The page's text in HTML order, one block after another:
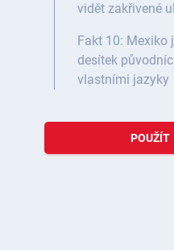
vidět zakřivené
Fakt 10: Mexiko
desítek
vlastními jazyky
POUŽÍT